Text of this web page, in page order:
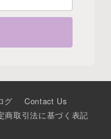
グ
Contact Us
商取引法に基づく表記